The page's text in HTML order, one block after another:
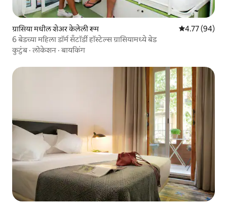
ग्रासिया मधील शेअर केलेली रूम 5 पैकी 4.77
4.77 (94)
6 बेडच्या महिला डॉर्म सँटॉर्डी हॉस्टेल्स ग्रासियामध्ये बेड
कुटुंब·लोकेशन ·बायकिंग